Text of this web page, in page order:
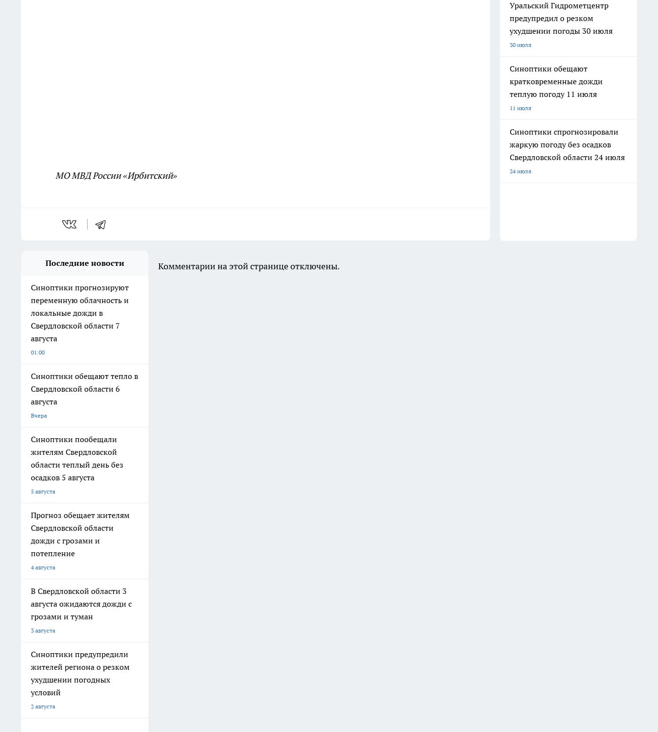
МО МВД России «Ирбитский»
Уральский Гидрометцентр
предупредил о резком
ухудшении погоды 30 июля
30 июля
Синоптики обещают
кратковременные дожди
теплую погоду 11 июля
11 июля
Синоптики спрогнозировали
жаркую погоду без осадков
Свердловской области 24 июля
24 июля
Последние новости
Синоптики прогнозируют
переменную облачность и
локальные дожди в
Свердловской области 7
августа
01:00
Синоптики обещают тепло в
Свердловской области 6
августа
Вчера
Синоптики пообещали
жителям Свердловской
области теплый день без
осадков 5 августа
5 августа
Прогноз обещает жителям
Свердловской области
дожди с грозами и
потепление
4 августа
В Свердловской области 3
августа ожидаются дожди с
грозами и туман
3 августа
Синоптики предупредили
жителей региона о резком
ухудшении погодных
условий
2 августа
Комментарии на этой странице отключены.